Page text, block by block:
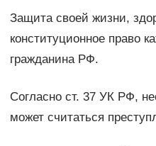
Защита своей жизни,
конституционное право
гражданина РФ.
Согласно ст. 37 УК РФ,
может считаться